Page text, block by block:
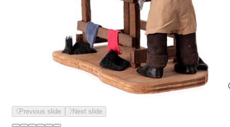
Previous slide Next slide